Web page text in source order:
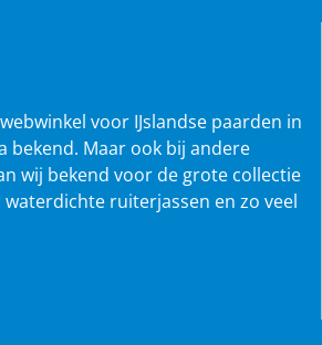
voor IJslandse paarden in
bekend. Maar ook bij andere
wij bekend voor de grote collectie
ruiterjassen en zo veel